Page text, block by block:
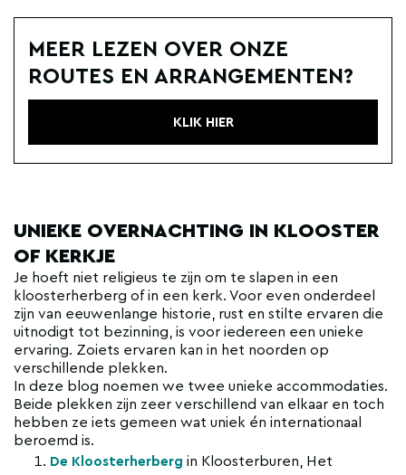
MEER LEZEN OVER ONZE
ROUTES EN ARRANGEMENTEN?
KLIK HIER
UNIEKE OVERNACHTING IN KLOOSTER
OF KERKJE
Je hoeft niet religieus te zijn om te slapen in een
kloosterherberg of in een kerk. Voor even onderdeel
zijn van eeuwenlange historie, rust en stilte ervaren die
uitnodigt tot bezinning, is voor iedereen een unieke
ervaring. Zoiets ervaren kan in het noorden op
verschillende plekken.
In deze blog noemen we twee unieke accommodaties.
Beide plekken zijn zeer verschillend van elkaar en toch
hebben ze iets gemeen wat uniek én internationaal
beroemd is.
De Kloosterherberg in Kloosterburen, Het